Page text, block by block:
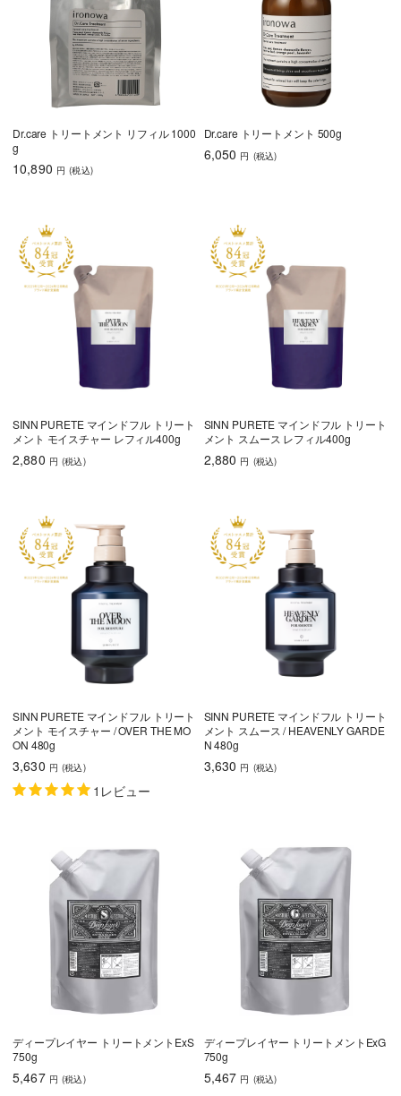
Dr.care トリートメント リフィル 1000
g
10,890 円 (税込)
Dr.care トリートメント 500g
6,050 円 (税込)
SINN PURETE マインドフル トリート
メント モイスチャー レフィル400g
2,880 円 (税込)
SINN PURETE マインドフル トリート
メント スムース レフィル400g
2,880 円 (税込)
SINN PURETE マインドフル トリート
メント モイスチャー / OVER THE MO
ON 480g
3,630 円 (税込)
1レビュー
SINN PURETE マインドフル トリート
メント スムース / HEAVENLY GARDE
N 480g
3,630 円 (税込)
ディープレイヤー トリートメントExS
750g
5,467 円 (税込)
ディープレイヤー トリートメントExG
750g
5,467 円 (税込)